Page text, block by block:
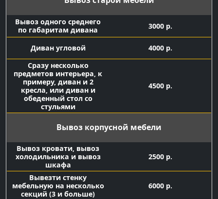
Вывоз одного среднего
по габаритам дивана
3000 р.
Диван угловой
4000 р.
Сразу несколько
предметов интерьера, к
примеру, диван и 2
кресла, или диван и
обеденный стол со
стульями
4500 р.
Вывоз корпусной мебели
Вывоз кровати, вывоз
холодильника и вывоз
шкафа
2500 р.
Вывезти стенку
мебельную на несколько
секций (3 и больше)
6000 р.